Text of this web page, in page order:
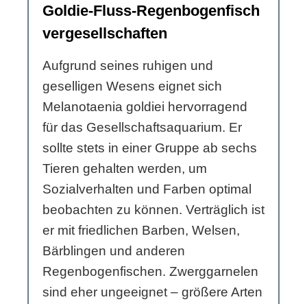
Goldie-Fluss-Regenbogenfisch
vergesellschaften
Aufgrund seines ruhigen und
geselligen Wesens eignet sich
Melanotaenia goldiei hervorragend
für das Gesellschaftsaquarium. Er
sollte stets in einer Gruppe ab sechs
Tieren gehalten werden, um
Sozialverhalten und Farben optimal
beobachten zu können. Verträglich ist
er mit friedlichen Barben, Welsen,
Bärblingen und anderen
Regenbogenfischen. Zwerggarnelen
sind eher ungeeignet – größere Arten